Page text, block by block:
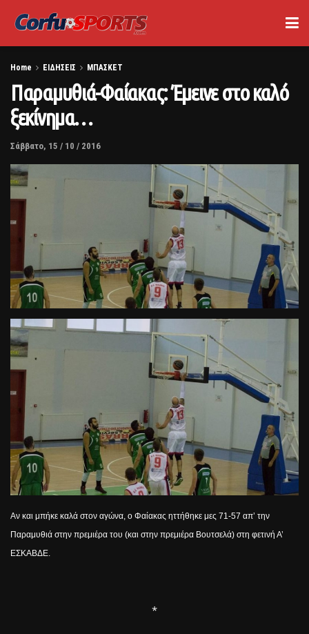
Home ΕΙΔΗΣΕΙΣ ΜΠΑΣΚΕΤ
Παραμυθιά-Φαίακας: Έμεινε στο καλό
ξεκίνημα…
Σάββατο, 15 / 10 / 2016
Αν και μπήκε καλά στον αγώνα, ο Φαίακας ηττήθηκε μες 71-57 απ’ την
Παραμυθιά στην πρεμιέρα του (και στην πρεμιέρα Βουτσελά) στη φετινή Α’
ΕΣΚΑΒΔΕ.
*